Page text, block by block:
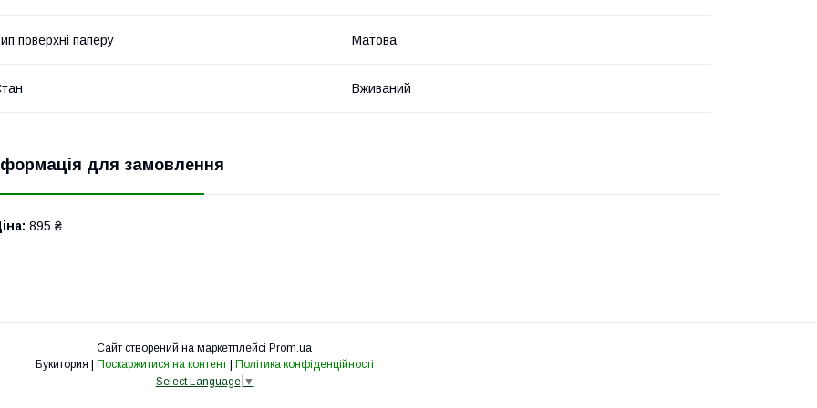
поверхні паперу Матова
Вживаний
для замовлення
895 ₴
Сайт створений на маркетплейсі Prom.ua
Поскаржитися на контент
Політика конфіденційності
Select Language ▼